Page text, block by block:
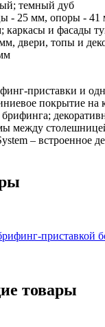
темный дуб
- 25 мм, опоры - 41
каркасы и фасады
двери, топы и
приставки и
покрытие на
между
– встроенное
приставкой
товары